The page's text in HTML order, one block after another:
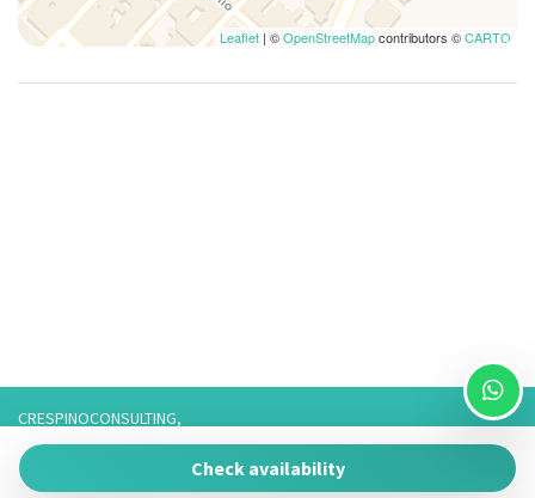
Leaflet | ©OpenStreetMapcontributors ©CARTO
Check availability
CRESPINOCONSULTING,
Via Franco 3,
73057 Taviano
P.IVA 05266050755